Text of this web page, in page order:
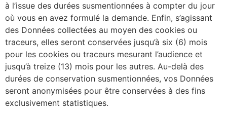
à l’issue des durées susmentionnées à compter du jour
où vous en avez formulé la demande. Enfin, s’agissant
des Données collectées au moyen des cookies ou
traceurs, elles seront conservées jusqu’à six (6) mois
pour les cookies ou traceurs mesurant l’audience et
jusqu’à treize (13) mois pour les autres. Au-delà des
durées de conservation susmentionnées, vos Données
seront anonymisées pour être conservées à des fins
exclusivement statistiques.